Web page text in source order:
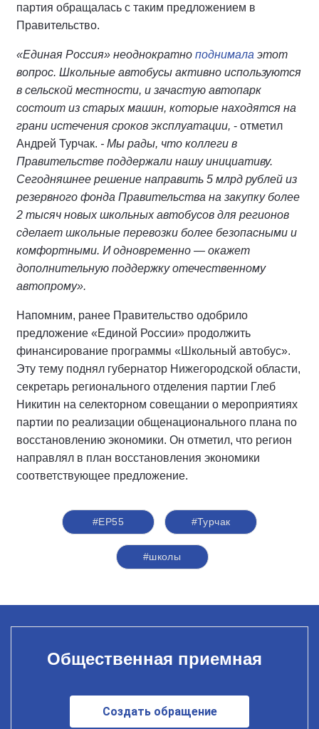
партия обращалась с таким предложением в
Правительство.
«Единая Россия» неоднократно поднимала этот
вопрос. Школьные автобусы активно используются
в сельской местности, и зачастую автопарк
состоит из старых машин, которые находятся на
грани истечения сроков эксплуатации, - отметил
Андрей Турчак. - Мы рады, что коллеги в
Правительстве поддержали нашу инициативу.
Сегодняшнее решение направить 5 млрд рублей из
резервного фонда Правительства на закупку более
2 тысяч новых школьных автобусов для регионов
сделает школьные перевозки более безопасными и
комфортными. И одновременно — окажет
дополнительную поддержку отечественному
автопрому».
Напомним, ранее Правительство одобрило
предложение «Единой России» продолжить
финансирование программы «Школьный автобус».
Эту тему поднял губернатор Нижегородской области,
секретарь регионального отделения партии Глеб
Никитин на селекторном совещании о мероприятиях
партии по реализации общенационального плана по
восстановлению экономики. Он отметил, что регион
направлял в план восстановления экономики
соответствующее предложение.
#ЕР55 #Турчак
#школы
Общественная приемная
Создать обращение